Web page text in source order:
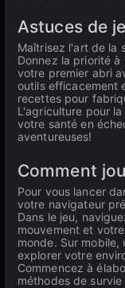
Astuces de
Maîtrisez l'art de la
Donnez la priorité
votre premier abri
outils efficacement
recettes pour
L'agriculture pour
votre santé en
aventureuses!
Comment
Pour vous lancer
votre navigateur
Dans le jeu,
mouvement et
monde. Sur
explorer votre
Commencez à
méthodes de